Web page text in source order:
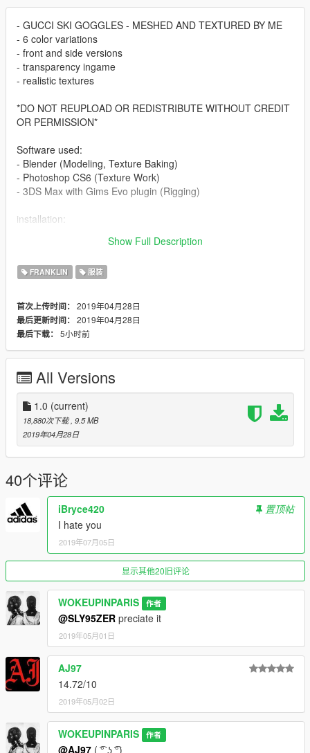
- GUCCI SKI GOGGLES - MESHED AND TEXTURED BY ME
- 6 color variations
- front and side versions
- transparency ingame
- realistic textures
*DO NOT REUPLOAD OR REDISTRIBUTE WITHOUT CREDIT
OR PERMISSION*
Software used:
- Blender (Modeling, Texture Baking)
- Photoshop CS6 (Texture Work)
- 3DS Max with Gims Evo plugin (Rigging)
installation:
Show Full Description
FRANKLIN 服装
首次上传时间： 2019年04月28日
最后更新时间： 2019年04月28日
最后下载： 5小时前
All Versions
1.0 (current)
18,880次下载 , 9.5 MB
2019年04月28日
40个评论
iBryce420
置顶帖
I hate you
2019年07月05日
显示其他20旧评论
WOKEUPINPARIS 作者
@SLY95ZER preciate it
2019年05月01日
AJ97
14.72/10
2019年05月02日
WOKEUPINPARIS 作者
@AJ97 ( ͡° ͜ʖ ͡°)